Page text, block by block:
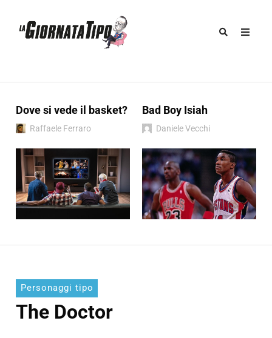
Dove si vede il basket?
Raffaele Ferraro
Bad Boy Isiah
Daniele Vecchi
Personaggi tipo
The Doctor